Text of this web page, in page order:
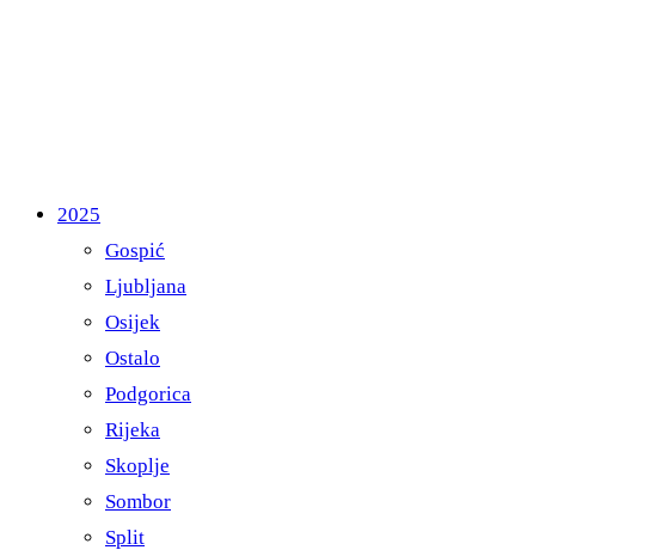
2025
Gospić
Ljubljana
Osijek
Ostalo
Podgorica
Rijeka
Skoplje
Sombor
Split